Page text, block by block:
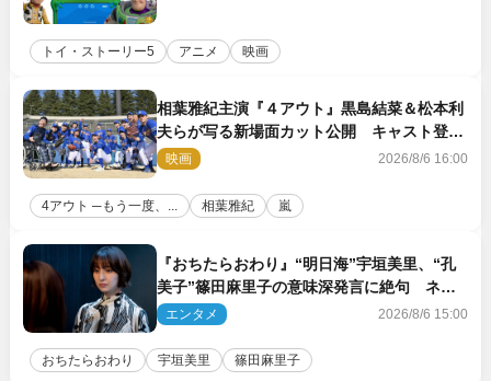
トイ・ストーリー5 アニメ 映画
相葉雅紀主演『４アウト』黒島結菜＆松本利
夫らが写る新場面カット公開 キャスト登壇
イベントも決定
映画 2026/8/6 16:00
4アウト ─もう一度、... 相葉雅紀 嵐
『おちたらおわり』“明日海”宇垣美里、“孔
美子”篠田麻里子の意味深発言に絶句 ネッ
ト驚き「まさか」「意外な展開」
エンタメ 2026/8/6 15:00
おちたらおわり 宇垣美里 篠田麻里子